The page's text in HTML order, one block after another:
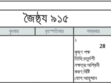
জৈষ্ঠ্য ৯১৫
বুধবার বৃহস্পতিবার
শুক্রবার
১
28
কৃষ্ণ পক্ষ
তিথি:চতুর্দশী
নক্ষত্র:অশ্বিনী
করণ:বিষ্টি
যোগ:আয়ুষ্মান